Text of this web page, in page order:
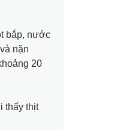
bắp, nước
nặn
20
thấy thịt